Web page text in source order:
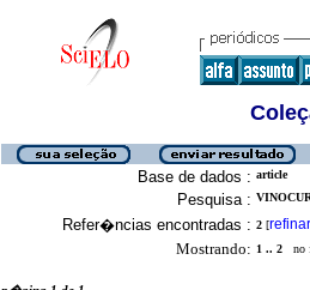
Base de dados : article
Pesquisa :
Refer�ncias encontradas : 2 [refinar
Mostrando: 1 .. 2 no